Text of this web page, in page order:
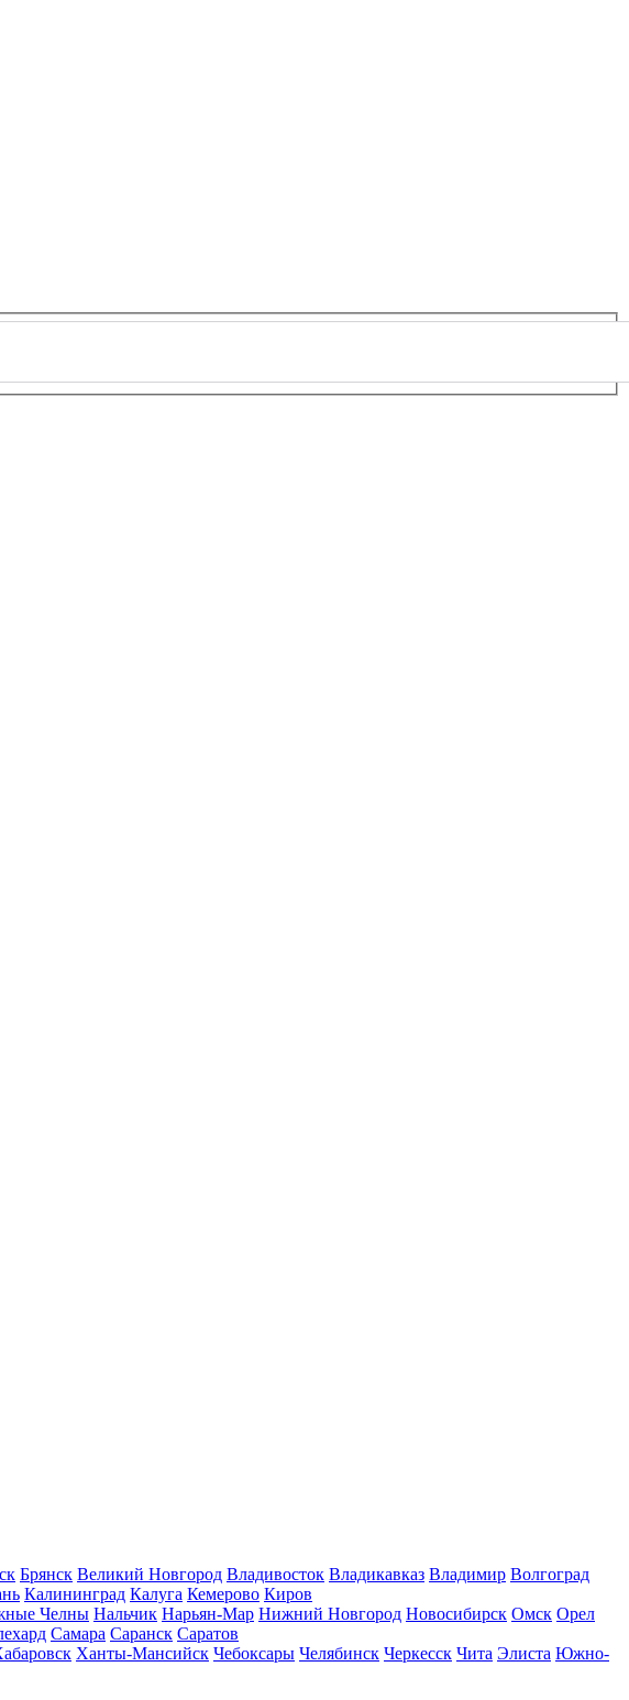
Брянск Великий Новгород Владивосток Владикавказ Владимир Волгоград
Калининград Калуга Кемерово Киров
Челны Нальчик Нарьян-Мар Нижний Новгород Новосибирск Омск Орел
Самара Саранск Саратов
Ханты-Мансийск Чебоксары Челябинск Черкесск Чита Элиста Южно-